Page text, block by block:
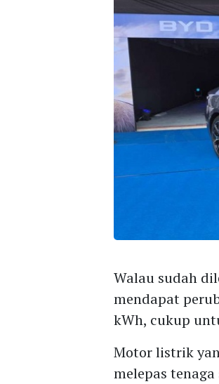
Walau sudah
mendapat
kWh, cukup
Motor listrik
melepas